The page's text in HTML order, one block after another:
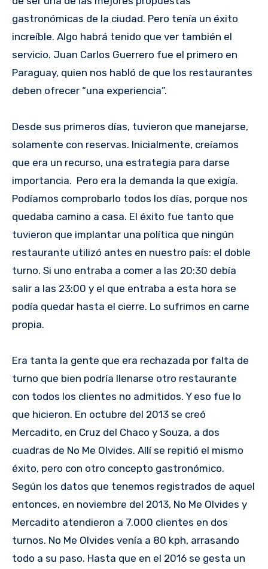
gastronómicas de la ciudad. Pero tenía un éxito
increíble. Algo habrá tenido que ver también el
servicio. Juan Carlos Guerrero fue el primero en
Paraguay, quien nos habló de que los restaurantes
deben ofrecer “una experiencia”.
Desde sus primeros días, tuvieron que manejarse,
solamente con reservas. Inicialmente, creíamos
que era un recurso, una estrategia para darse
importancia. Pero era la demanda la que exigía.
Podíamos comprobarlo todos los días, porque nos
quedaba camino a casa. El éxito fue tanto que
tuvieron que implantar una política que ningún
restaurante utilizó antes en nuestro país: el doble
turno. Si uno entraba a comer a las 20:30 debía
salir a las 23:00 y el que entraba a esta hora se
podía quedar hasta el cierre. Lo sufrimos en carne
propia.
Era tanta la gente que era rechazada por falta de
turno que bien podría llenarse otro restaurante
con todos los clientes no admitidos. Y eso fue lo
que hicieron. En octubre del 2013 se creó
Mercadito, en Cruz del Chaco y Souza, a dos
cuadras de No Me Olvides. Allí se repitió el mismo
éxito, pero con otro concepto gastronómico.
Según los datos que tenemos registrados de aquel
entonces, en noviembre del 2013, No Me Olvides y
Mercadito atendieron a 7.000 clientes en dos
turnos. No Me Olvides venía a 80 kph, arrasando
todo a su paso. Hasta que en el 2016 se gesta un